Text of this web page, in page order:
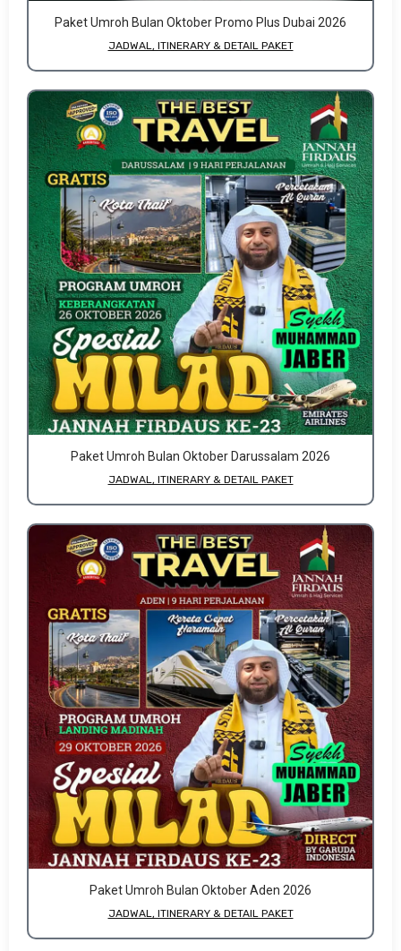
Paket Umroh Bulan Oktober Promo Plus Dubai 2026
JADWAL, ITINERARY & DETAIL PAKET
Paket Umroh Bulan Oktober Darussalam 2026
JADWAL, ITINERARY & DETAIL PAKET
Paket Umroh Bulan Oktober Aden 2026
JADWAL, ITINERARY & DETAIL PAKET